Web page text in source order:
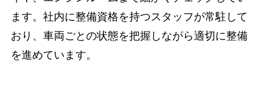
ます。社内に整備資格を持つスタッフが常駐して
おり、車両ごとの状態を把握しながら適切に整備
を進めています。